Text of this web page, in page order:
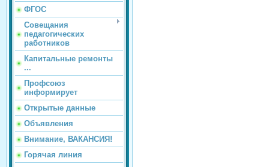
ФГОС
Совещания
педагогических
работников
Капитальные ремонты
...
Профсоюз
информирует
Открытые данные
Объявления
Внимание, ВАКАНСИЯ!
Горячая линия